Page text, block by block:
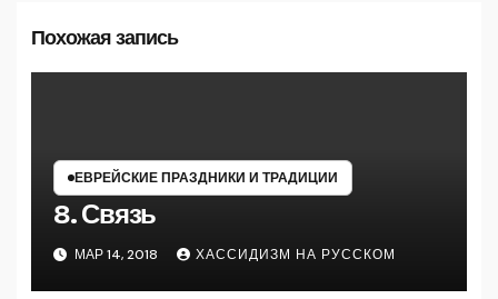
Похожая запись
ЕВРЕЙСКИЕ ПРАЗДНИКИ И ТРАДИЦИИ
8. Связь
МАР 14, 2018 ХАССИДИЗМ НА РУССКОМ